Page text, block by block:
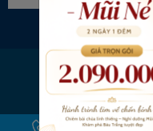
Copyright © 2022
Online: 44 |